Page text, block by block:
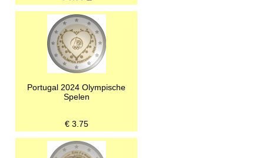
Portugal 2024 Olympische
Spelen
€ 3.75